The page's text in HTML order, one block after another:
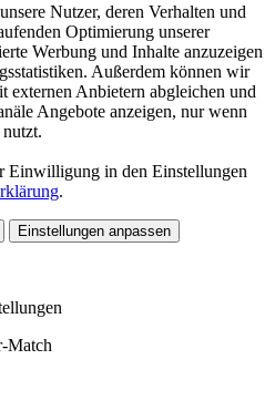
Nutzer, deren Verhalten und
Optimierung unserer
Werbung und Inhalte anzuzeigen
Außerdem können wir
externen Anbietern abgleichen und
Angebote anzeigen, nur wenn
Einwilligung in den Einstellungen
.
Einstellungen anpassen
Match